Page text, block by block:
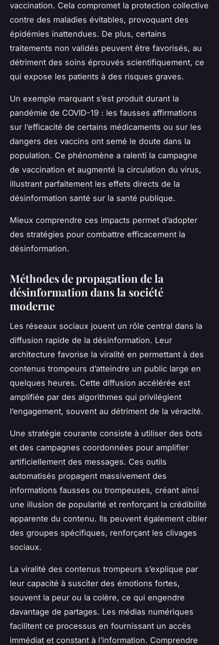
vaccination. Cela compromet la protection collective
contre des maladies évitables, provoquant des
épidémies inattendues. De plus, certains
traitements non validés peuvent être favorisés, au
détriment des soins éprouvés scientifiquement, ce
qui expose les patients à des risques graves.
Un exemple marquant s’est produit durant la
pandémie de COVID-19 : les fausses affirmations
sur l’efficacité de certains médicaments ou sur les
dangers des vaccins ont semé le doute dans la
population. Ce phénomène a ralenti la campagne
de vaccination et augmenté la circulation du virus,
illustrant parfaitement les effets directs de la
désinformation santé sur la santé publique.
Mieux comprendre ces impacts permet d’adopter
des stratégies pour combattre efficacement la
désinformation.
Méthodes de propagation de la
désinformation dans la société
moderne
Les réseaux sociaux jouent un rôle central dans la
diffusion rapide de la désinformation. Leur
architecture favorise la viralité en permettant à des
contenus trompeurs d’atteindre un public large en
quelques heures. Cette diffusion accélérée est
amplifiée par des algorithmes qui privilégient
l’engagement, souvent au détriment de la véracité.
Une stratégie courante consiste à utiliser des bots
et des campagnes coordonnées pour amplifier
artificiellement des messages. Ces outils
automatisés propagent massivement des
informations fausses ou trompeuses, créant ainsi
une illusion de popularité et renforçant la crédibilité
apparente du contenu. Ils peuvent également cibler
des groupes spécifiques, renforçant les clivages
sociaux.
La viralité des contenus trompeurs s’explique par
leur capacité à susciter des émotions fortes,
souvent la peur ou la colère, ce qui engendre
davantage de partages. Les médias numériques
facilitent ce processus en fournissant un accès
immédiat et constant à l’information. Comprendre